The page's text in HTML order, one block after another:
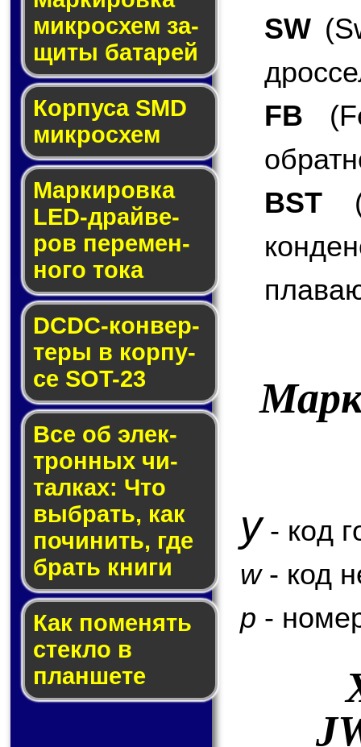
мик­ро­схем за­
щи­ты ба­та­рей
Корпуса SMD
мик­ро­схем
Маркировка
LED-драй­ве­
ров пе­ре­мен­
но­го то­ка
DCDC-кон­вер­
те­ры в кор­пу­
се SOT-23
Все об элек­
трон­ных чи­
тал­ках: Что
выб­рать, как
по­чи­нить, где
брать кни­ги
Как по­ме­нять
стек­ло в
планшете
SW
FB
BST
y- код
w- код
p -